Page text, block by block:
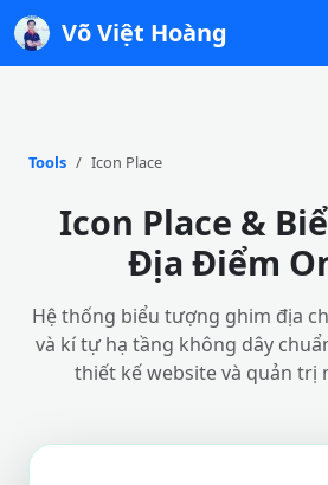
Võ Việt Hoàng
Tools Icon Place
Icon Place &
Địa Điểm
Hệ thống biểu tượng ghim địa
và kí tự hạ tầng không dây
thiết kế website và quản trị